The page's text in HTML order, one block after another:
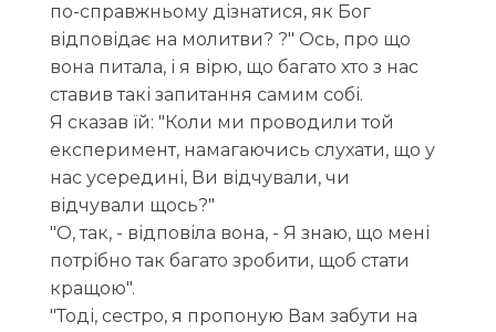
по-справжньому дізнатися, як Бог
відповідає на молитви? ?" Ось, про що
вона питала, і я вірю, що багато хто з нас
ставив такі запитання самим собі.
Я сказав їй: "Коли ми проводили той
експеримент, намагаючись слухати, що у
нас усередині, Ви відчували, чи
відчували щось?"
"О, так, - відповіла вона, - Я знаю, що мені
потрібно так багато зробити, щоб стати
кращою".
"Тоді, сестро, я пропоную Вам забути на